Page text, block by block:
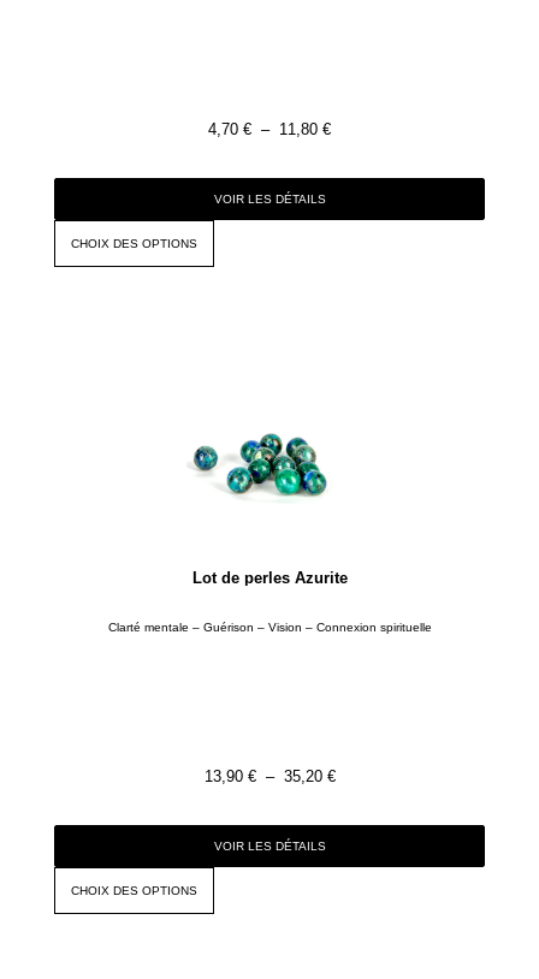
4,70 € – 11,80 €
VOIR LES DÉTAILS
CHOIX DES OPTIONS
Lot de perles Azurite
Clarté mentale – Guérison – Vision – Connexion spirituelle
13,90 € – 35,20 €
VOIR LES DÉTAILS
CHOIX DES OPTIONS